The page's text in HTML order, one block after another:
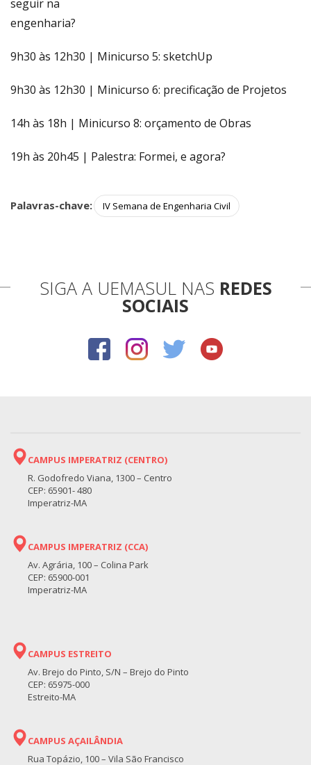
seguir na
engenharia?
9h30 às 12h30 | Minicurso 5: sketchUp
9h30 às 12h30 | Minicurso 6: precificação de Projetos
14h às 18h | Minicurso 8: orçamento de Obras
19h às 20h45 | Palestra: Formei, e agora?
Palavras-chave: IV Semana de Engenharia Civil
SIGA A UEMASUL NAS REDES
SOCIAIS
CAMPUS IMPERATRIZ (CENTRO)
R. Godofredo Viana, 1300 – Centro
CEP: 65901- 480
Imperatriz-MA
CAMPUS IMPERATRIZ (CCA)
Av. Agrária, 100 – Colina Park
CEP: 65900-001
Imperatriz-MA
CAMPUS ESTREITO
Av. Brejo do Pinto, S/N – Brejo do Pinto
CEP: 65975-000
Estreito-MA
CAMPUS AÇAILÂNDIA
Rua Topázio, 100 – Vila São Francisco